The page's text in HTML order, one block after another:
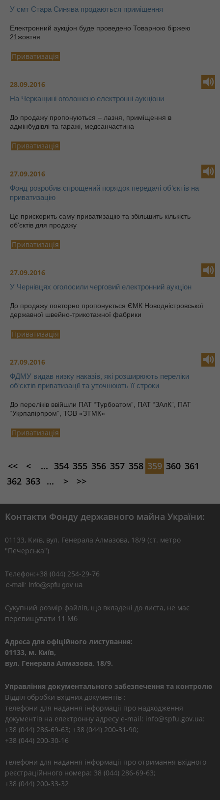
У смт Стара Синява продаються приміщення
Електронний аукціон буде проведено Товарною біржею
21жовтня
Приватизація
28.09.2016
На Черкащині оголошено електронні аукціони
До продажу пропонуються – лазня, приміщення в
адмінбудівлі та гаражі, медсанчастина
Приватизація
27.09.2016
Фонд розробив спрощений порядок передачі об‘єктів на
приватизацію
Це прискорить саму приватизацію та збільшить кількість
об‘єктів для продажу
Приватизація
27.09.2016
У Чернівцях оголосили черговий електронний аукціон
До продажу повторно пропонується ЄМК Новодністровської
державної швейно-трикотажної фабрики
Приватизація
27.09.2016
ФДМУ видав низку наказів, які розширюють переліки
об‘єктів приватизації та уточнюють її строки
До переліків ввійшли ПАТ “Турбоатом”, ПАТ “ЗАлК”, ПАТ
“Укрпапірпром”, ТОВ «ЗТМК»
Приватизація
<< < ... 354 355 356 357 358 359 360 361
362 363 ... > >>
Контакти Фонду державного майна України:
01133, Kиїв, вул. Генерала Алмазова, 18/9 (ст. метро
"Печерська")
Телефон:+38 (044) 254-29-76
Сукупний розмір файлів, що вкладені до листа, не має
перевищувати 11 Мб
Адреса для офіційного листування:
01133, м. Київ,
вул. Генерала Алмазова, 18/9.
Управління документального забезпечення та контролю
Відділ обробки вхідних документів :
телефони для надання інформації про надходження
документів на електронну адресу e-mail: info@spfu.gov.ua:
+38 (044) 286-69-63; +38 (044) 200-31-90;
+38 (044) 200-30-16
телефони для надання інформації про отримання вхідного
реєстраційнного номера: 38 (044) 286-69-63;
+38 (044) 200-33-32